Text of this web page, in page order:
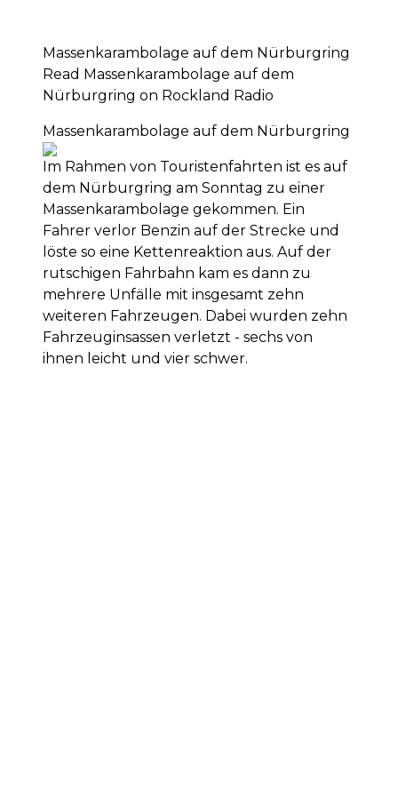
Massenkarambolage auf dem Nürburgring
Read Massenkarambolage auf dem
Nürburgring on Rockland Radio
Massenkarambolage auf dem Nürburgring
Im Rahmen von Touristenfahrten ist es auf
dem Nürburgring am Sonntag zu einer
Massenkarambolage gekommen. Ein
Fahrer verlor Benzin auf der Strecke und
löste so eine Kettenreaktion aus. Auf der
rutschigen Fahrbahn kam es dann zu
mehrere Unfälle mit insgesamt zehn
weiteren Fahrzeugen. Dabei wurden zehn
Fahrzeuginsassen verletzt - sechs von
ihnen leicht und vier schwer.